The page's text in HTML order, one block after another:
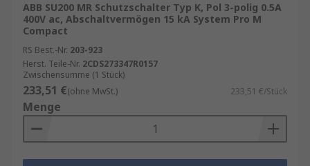
ABB SU200 MR Schutzschalter Typ K, Pol 3-polig 0.5A
400V ac, Abschaltvermögen 15 kA System Pro M
Compact
RS Best.-Nr. 203-923
Herst. Teile-Nr. 2CDS273347R0157
Zwischensumme (1 Stück)
233,51 €(ohne MwSt.) 233,51 €/Stück
Menge